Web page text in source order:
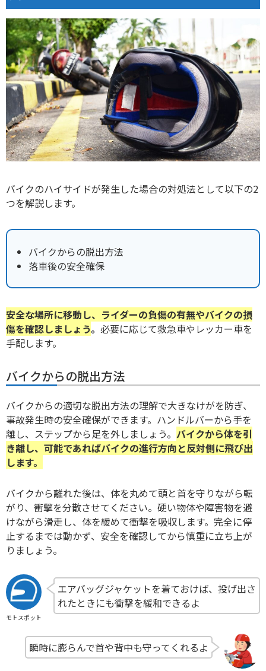
バイクのハイサイドが発生した場合の対処法として以下の2
つを解説します。
バイクからの脱出方法
落車後の安全確保
安全な場所に移動し、ライダーの負傷の有無やバイクの損
傷を確認しましょう。 必要に応じて救急車やレッカー車を
手配します。
バイクからの脱出方法
バイクからの適切な脱出方法の理解で大きなけがを防ぎ、
事故発生時の安全確保ができます。ハンドルバーから手を
離し、ステップから足を外しましょう。 バイクから体を引
き離し、可能であればバイクの進行方向と反対側に飛び出
します。
バイクから離れた後は、体を丸めて頭と首を守りながら転
がり、衝撃を分散させてください。硬い物体や障害物を避
けながら滑走し、体を緩めて衝撃を吸収します。完全に停
止するまでは動かず、安全を確認してから慎重に立ち上が
りましょう。
モトスポット
エアバッグジャケットを着ておけば、投げ出さ
れたときにも衝撃を緩和できるよ
瞬時に膨らんで首や背中も守ってくれるよ